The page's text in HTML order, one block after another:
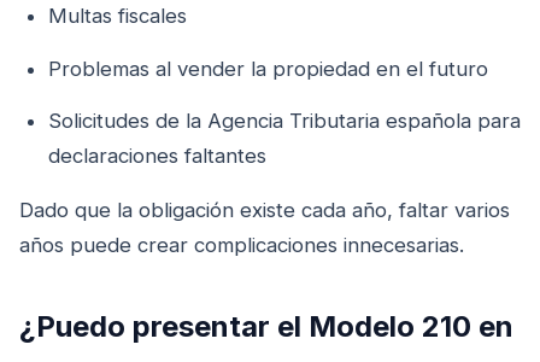
Multas fiscales
Problemas al vender la propiedad en el futuro
Solicitudes de la Agencia Tributaria española para
declaraciones faltantes
Dado que la obligación existe cada año, faltar varios
años puede crear complicaciones innecesarias.
¿Puedo presentar el Modelo 210 en